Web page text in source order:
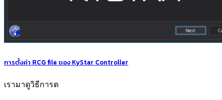
การตั้งค่า RCG file ของ KyStar Controller
เรามาดูวิธีการต